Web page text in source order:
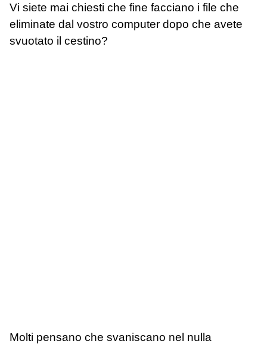
Vi siete mai chiesti che fine facciano i file che
eliminate dal vostro computer dopo che avete
svuotato il cestino?
Molti pensano che svaniscano nel nulla